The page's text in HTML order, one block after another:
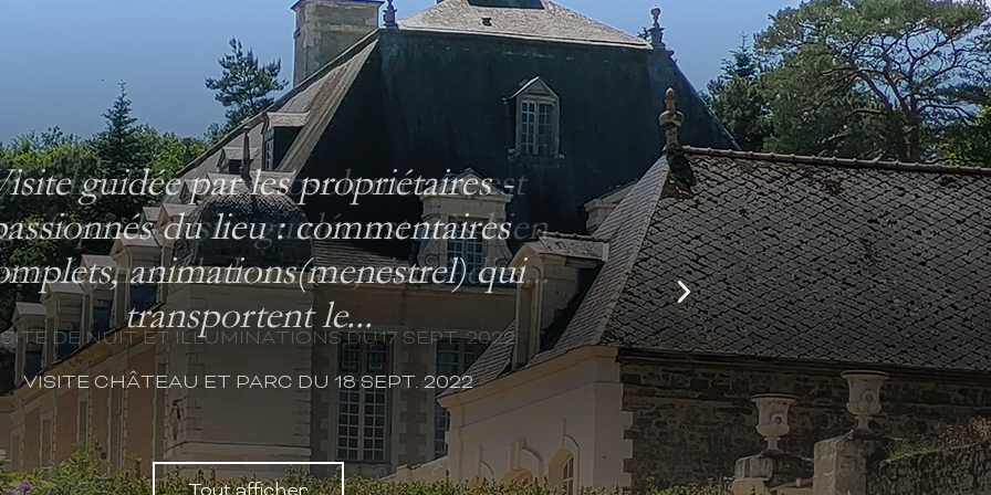
guidée par les propriétaires -
du lieu : commentaires
animations(menestrel) qui
transportent le...
VISITE CHÂTEAU ET PARC DU 18 SEPT. 2022